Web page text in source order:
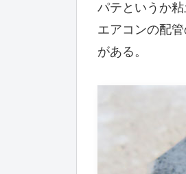
パテというか粘
エアコンの配
がある。